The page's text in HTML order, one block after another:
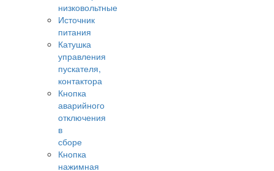
низковольтные
Источник
питания
Катушка
управления
пускателя,
контактора
Кнопка
аварийного
отключения
в
сборе
Кнопка
нажимная